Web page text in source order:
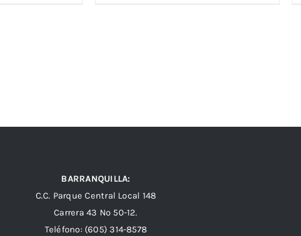
BARRANQUILLA:
C.C. Parque Central Local 148
Carrera 43 Nº 50-12.
Teléfono: (605) 314-8578